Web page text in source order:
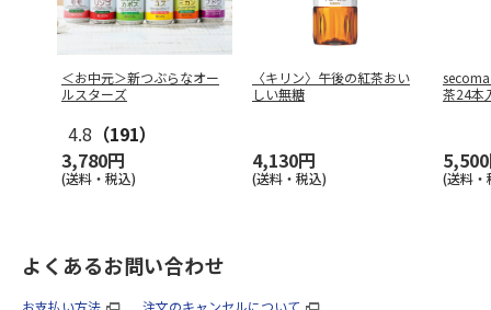
＜お中元＞新つぶらなオー
ルスターズ
4.8 （191）
3,780円
(送料・税込)
〈キリン〉午後の紅茶おい
しい無糖
4,130円
(送料・税込)
茶24本
(送料・
よくあるお問い合わせ
お支払い方法 注文のキャンセルについて